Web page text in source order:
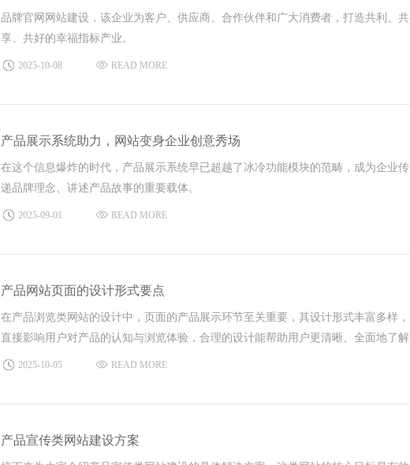
品牌官网网站建设，该企业为客户、供应商、合作伙伴和广大消费者，打造共利、共
享、共好的幸福指标产业。
2025-10-08 READ MORE
产品展示系统助力，网站变身企业创意秀场
在这个信息爆炸的时代，产品展示系统早已超越了冰冷功能模块的范畴，成为企业传
递品牌理念、讲述产品故事的重要载体。
2025-09-01 READ MORE
产品网站页面的设计形式要点
在产品浏览类网站的设计中，页面的产品展示环节至关重要，其设计形式丰富多样，
直接影响用户对产品的认知与浏览体验，合理的设计能帮助用户更清晰、全面地了解
产品信息。​
2025-10-05 READ MORE
产品宣传类网站建设方案